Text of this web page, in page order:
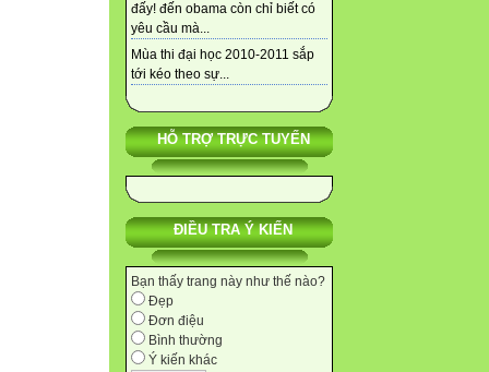
đấy! đến obama còn chỉ biết có
yêu cầu mà...
Mùa thi đại học 2010-2011 sắp
tới kéo theo sự...
HỖ TRỢ TRỰC TUYẾN
ĐIỀU TRA Ý KIẾN
Bạn thấy trang này như thế nào?
Đẹp
Đơn điệu
Bình thường
Ý kiến khác